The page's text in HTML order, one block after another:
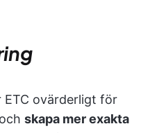
ETC ovärderligt för
skapa mer exakta